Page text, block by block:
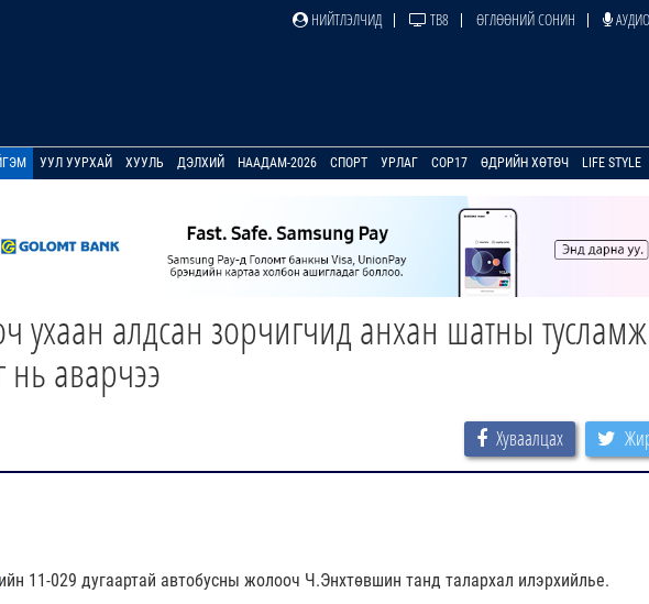
НИЙТЛЭЛЧИД ТВ8 ӨГЛӨӨНИЙ СОНИН
УУЛ УУРХАЙ ХУУЛЬ ДЭЛХИЙ НААДАМ-2026 СПОРТ УРЛАГ COP17 ӨДРИЙН ХӨТӨЧ LIFE STYLE
ухаан алдсан зорчигчид анхан шатны тусламж
нь аварчээ
Хуваалцах
11-029 дугаартай автобусны жолооч Ч.Энхтөвшин танд талархал илэрхийлье.